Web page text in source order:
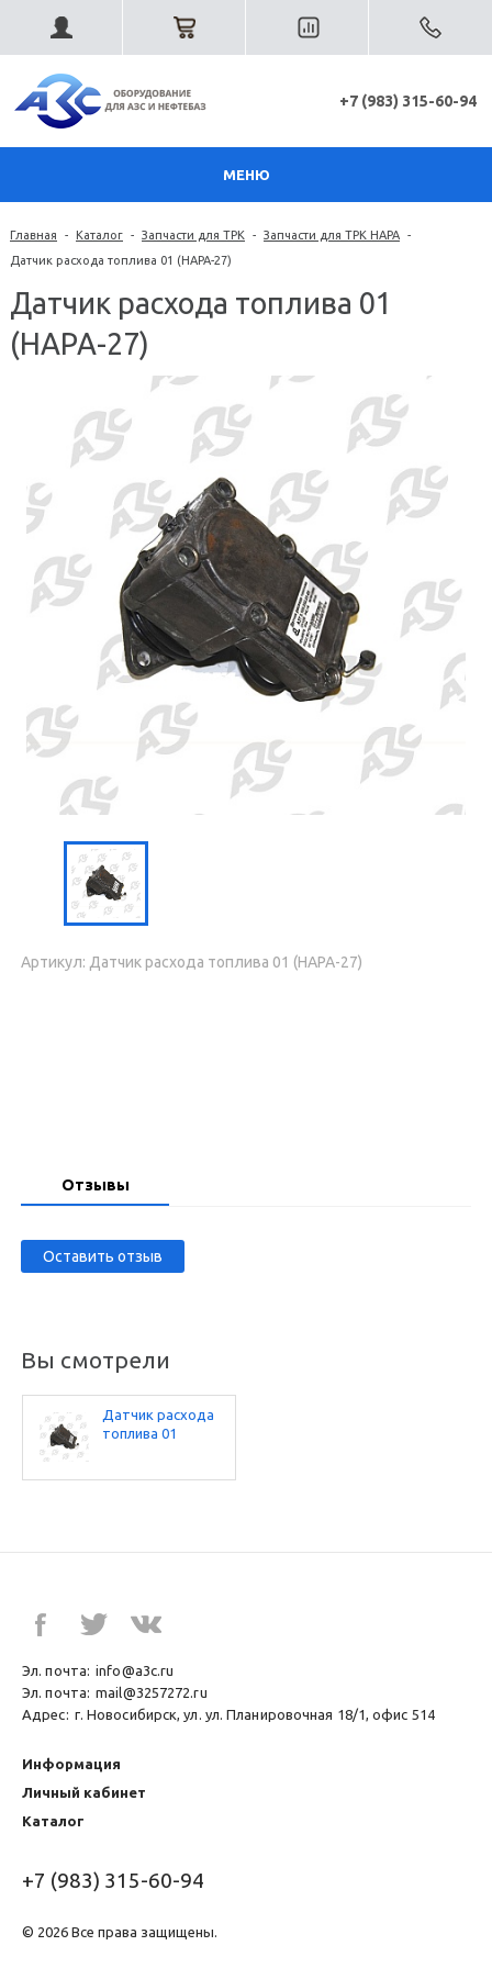
+7 (983) 315-60-94
МЕНЮ
Главная - Каталог - Запчасти для ТРК - Запчасти для ТРК НАРА -
Датчик расхода топлива 01 (НАРА-27)
Датчик расхода топлива 01
(НАРА-27)
Артикул: Датчик расхода топлива 01 (НАРА-27)
Отзывы
Оставить отзыв
Вы смотрели
Датчик расхода
топлива 01
Эл. почта: info@a3c.ru
Эл. почта: mail@3257272.ru
Адрес: г. Новосибирск, ул. ул. Планировочная 18/1, офис 514
Информация
Личный кабинет
Каталог
+7 (983) 315-60-94
© 2026 Все права защищены.